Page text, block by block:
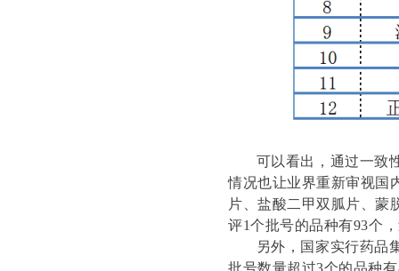
可以看出，通过一致性
情况也让业界重新审视国
片、盐酸二甲双胍片、蒙
评1个批号的品种有93个
另外，国家实行药品集
批号数量超过3个的品种